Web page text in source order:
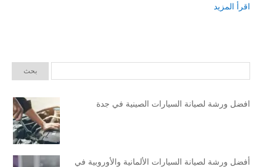
اقرأ المزيد
افضل ورشة لصيانة السيارات الصينية في جدة
أفضل ورشة لصيانة السيارات الألمانية والأوروبية في